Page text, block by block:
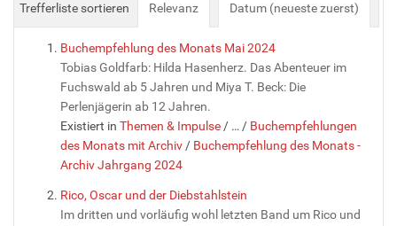
Trefferliste sortieren Relevanz Datum (neueste zuerst)
Buchempfehlung des Monats Mai 2024
Tobias Goldfarb: Hilda Hasenherz. Das Abenteuer im
Fuchswald ab 5 Jahren und Miya T. Beck: Die
Perlenjägerin ab 12 Jahren.
Existiert in Themen & Impulse / … / Buchempfehlungen
des Monats mit Archiv / Buchempfehlung des Monats -
Archiv Jahrgang 2024
Rico, Oscar und der Diebstahlstein
Im dritten und vorläufig wohl letzten Band um Rico und